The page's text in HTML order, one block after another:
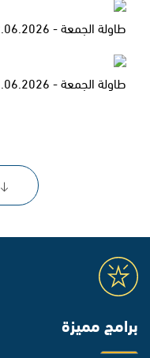
طاولة الجمعة - 19.06.2026 -
طاولة الجمعة - 12.06.2026 -
برامج مميزة